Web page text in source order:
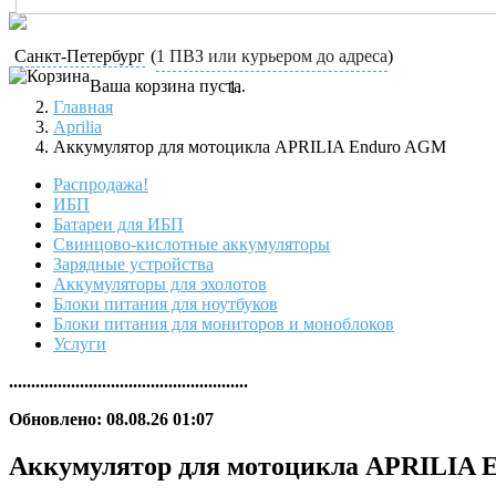
Санкт-Петербург (1 ПВЗ или курьером до адреса)
Ваша корзина пуста.
Главная
Aprilia
Аккумулятор для мотоцикла APRILIA Enduro AGM
Распродажа!
ИБП
Батареи для ИБП
Свинцово-кислотные аккумуляторы
Зарядные устройства
Аккумуляторы для эхолотов
Блоки питания для ноутбуков
Блоки питания для мониторов и моноблоков
Услуги
......................................................
Обновлено: 08.08.26 01:07
Аккумулятор для мотоцикла APRILIA